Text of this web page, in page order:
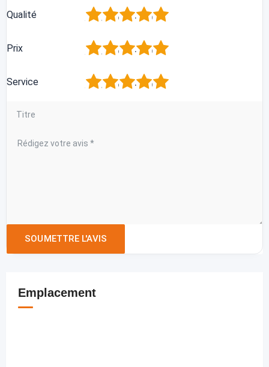
Qualité 5
4
3
2
Prix 5
4
3
2
Service 5
4
3
2
Emplacement